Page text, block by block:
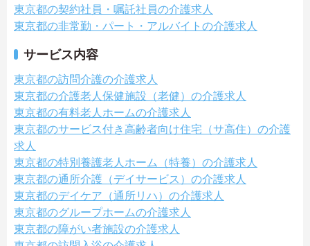
東京都の契約社員・嘱託社員の介護求人
東京都の非常勤・パート・アルバイトの介護求人
サービス内容
東京都の訪問介護の介護求人
東京都の介護老人保健施設（老健）の介護求人
東京都の有料老人ホームの介護求人
東京都のサービス付き高齢者向け住宅（サ高住）の介護
求人
東京都の特別養護老人ホーム（特養）の介護求人
東京都の通所介護（デイサービス）の介護求人
東京都のデイケア（通所リハ）の介護求人
東京都のグループホームの介護求人
東京都の障がい者施設の介護求人